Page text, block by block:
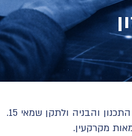
והבניה ולתקן שמאי 15.
מקרקעין.